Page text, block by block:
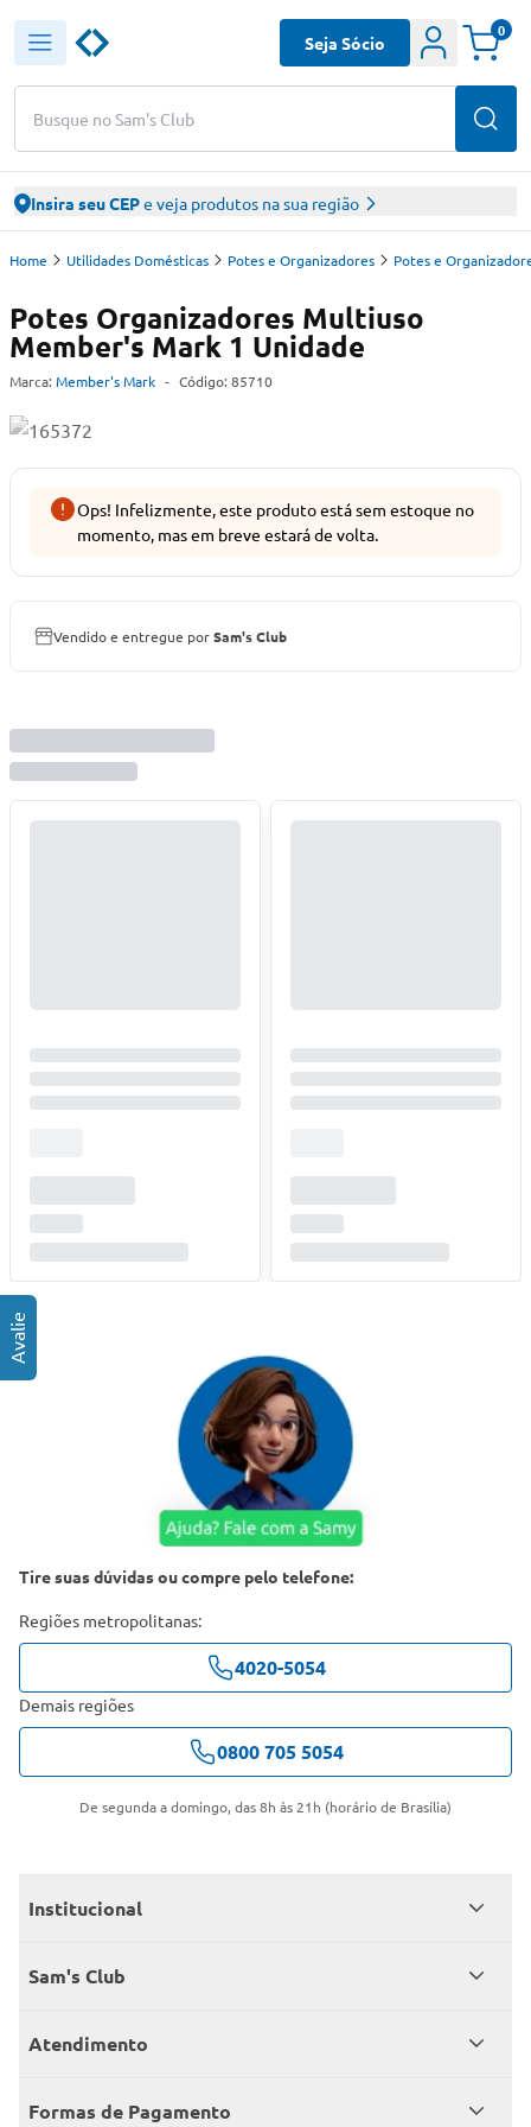
Busque no Sam's Club
Seja Sócio
0
Insira seu CEPe veja produtos na sua região
Home Utilidades Domésticas Potes e Organizadores Potes e
Potes Organizadores Multiuso
Member's Mark 1 Unidade
Marca: Member's Mark - Código: 85710
Ops! Infelizmente, este produto está sem estoque no
momento, mas em breve estará de volta.
Vendido e entregue porSam's Club
Tire suas dúvidas ou compre pelo telefone:
Regiões metropolitanas:
4020-5054
Demais regiões
0800 705 5054
De segunda a domingo, das 8h às 21h (horário de Brasília)
Institucional
Quem somos
Encontre um Clube
Sam's Club
Seja sócio
Atendimento
Fale conosco
Formas de Pagamento